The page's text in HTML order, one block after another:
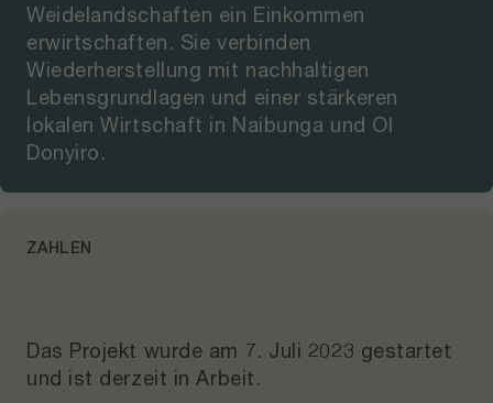
Weidelandschaften ein Einkommen
erwirtschaften. Sie verbinden
Wiederherstellung mit nachhaltigen
Lebensgrundlagen und einer stärkeren
lokalen Wirtschaft in Naibunga und Ol
Donyiro.
ZAHLEN
Das Projekt wurde am 7. Juli 2023 gestartet
und ist derzeit in Arbeit.